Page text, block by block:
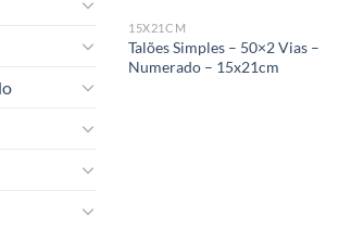
15X21CM
Talões Simples – 50×2 Vias –
Numerado – 15x21cm